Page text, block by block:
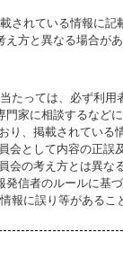
されている情報に記
方と異なる場合があ
たっては、必ず利用
門家に相談するなど
り、掲載されている
して内容の正誤及
考え方とは異なる
信者のルールに基
報に誤り等があるこ